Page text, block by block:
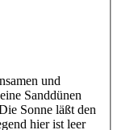
und
Sanddünen
Sonne läßt den
hier ist leer